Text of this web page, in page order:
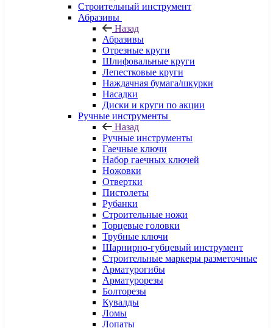
Строительный инструмент
Абразивы
Назад
Абразивы
Отрезные круги
Шлифовальные круги
Лепестковые круги
Наждачная бумага/шкурки
Насадки
Диски и круги по акции
Ручные инструменты
Назад
Ручные инструменты
Гаечные ключи
Набор гаечных ключей
Ножовки
Отвертки
Пистолеты
Рубанки
Строительные ножи
Торцевые головки
Трубные ключи
Шарнирно-губцевый инструмент
Строительные маркеры разметочные
Арматурогибы
Арматурорезы
Болторезы
Кувалды
Ломы
Лопаты